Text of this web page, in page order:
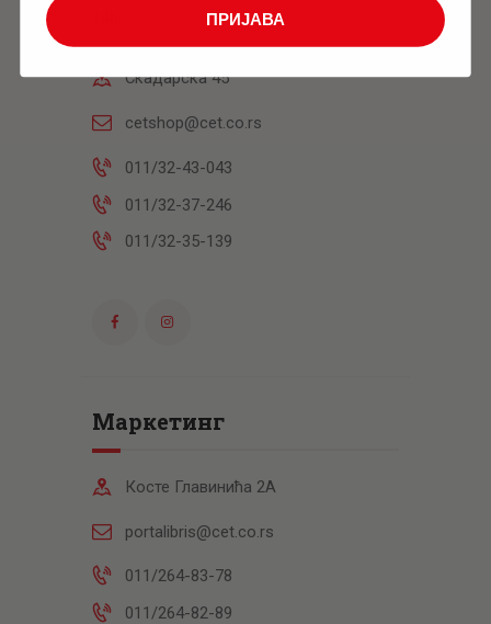
Скадарска 45
cetshop@cet.co.rs
011/32-43-043
011/32-37-246
011/32-35-139
Маркетинг
Косте Главинића 2А
portalibris@cet.co.rs
011/264-83-78
011/264-82-89
ПРИЈАВА